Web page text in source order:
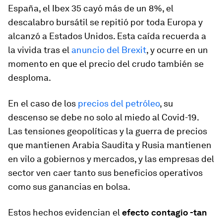
España, el Ibex 35 cayó más de un 8%, el
descalabro bursátil se repitió por toda Europa y
alcanzó a Estados Unidos. Esta caída recuerda a
la vivida tras el anuncio del Brexit, y ocurre en un
momento en que el precio del crudo también se
desploma.
En el caso de los precios del petróleo, su
descenso se debe no solo al miedo al Covid-19.
Las tensiones geopolíticas y la guerra de precios
que mantienen Arabia Saudita y Rusia mantienen
en vilo a gobiernos y mercados, y las empresas del
sector ven caer tanto sus beneficios operativos
como sus ganancias en bolsa.
Estos hechos evidencian el efecto contagio -tan